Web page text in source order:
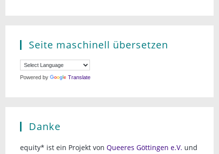
Seite maschinell übersetzen
Powered by Translate
Danke
equity* ist ein Projekt vonQueeres Göttingen e.V. und